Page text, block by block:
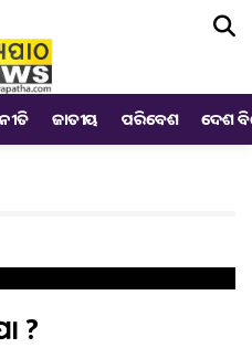
ଜାତୀୟ ପରିବେଶ ଦେଶ
?